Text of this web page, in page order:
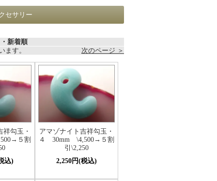
セサリー
・新着順
ます。
次のページ ＞
祥勾玉・
５割
込)
アマゾナイト吉祥勾玉・
４ 30mm \4,500→５割
引\2,250
2,250円(税込)